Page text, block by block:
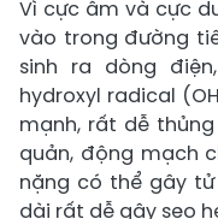
Vì cực âm và cực
vào trong đường
sinh ra dòng
hydroxyl radical
mạnh, rất dễ
quản, động mạch
nặng có thể gây
dài rất dễ gây sẹo